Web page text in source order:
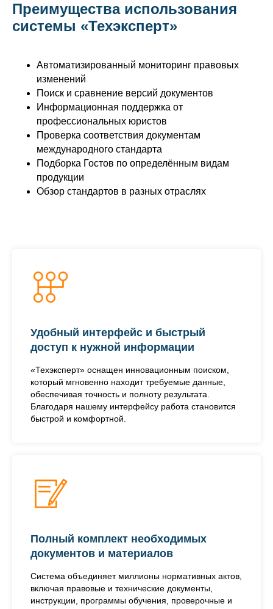
Преимущества использования
системы «Техэксперт»
Автоматизированный мониторинг правовых
изменений
Поиск и сравнение версий документов
Информационная поддержка от
профессиональных юристов
Проверка соответствия документам
международного стандарта
Подборка Гостов по определённым видам
продукции
Обзор стандартов в разных отраслях
Удобный интерфейс и быстрый
доступ к нужной информации
«Техэксперт» оснащен инновационным поиском,
который мгновенно находит требуемые данные,
обеспечивая точность и полноту результата.
Благодаря нашему интерфейсу работа становится
быстрой и комфортной.
Полный комплект необходимых
документов и материалов
Система объединяет миллионы нормативных актов,
включая правовые и технические документы,
инструкции, программы обучения, проверочные и